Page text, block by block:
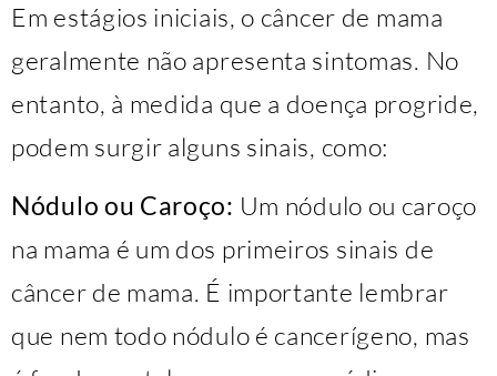
Em estágios iniciais, o câncer de mama
geralmente não apresenta sintomas. No
entanto, à medida que a doença progride,
podem surgir alguns sinais, como:
Nódulo ou Caroço: Um nódulo ou caroço
na mama é um dos primeiros sinais de
câncer de mama. É importante lembrar
que nem todo nódulo é cancerígeno, mas